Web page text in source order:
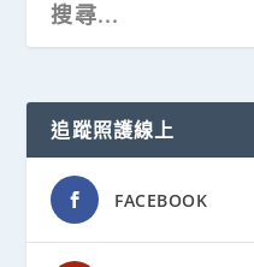
追蹤照護線上
FACEBOOK